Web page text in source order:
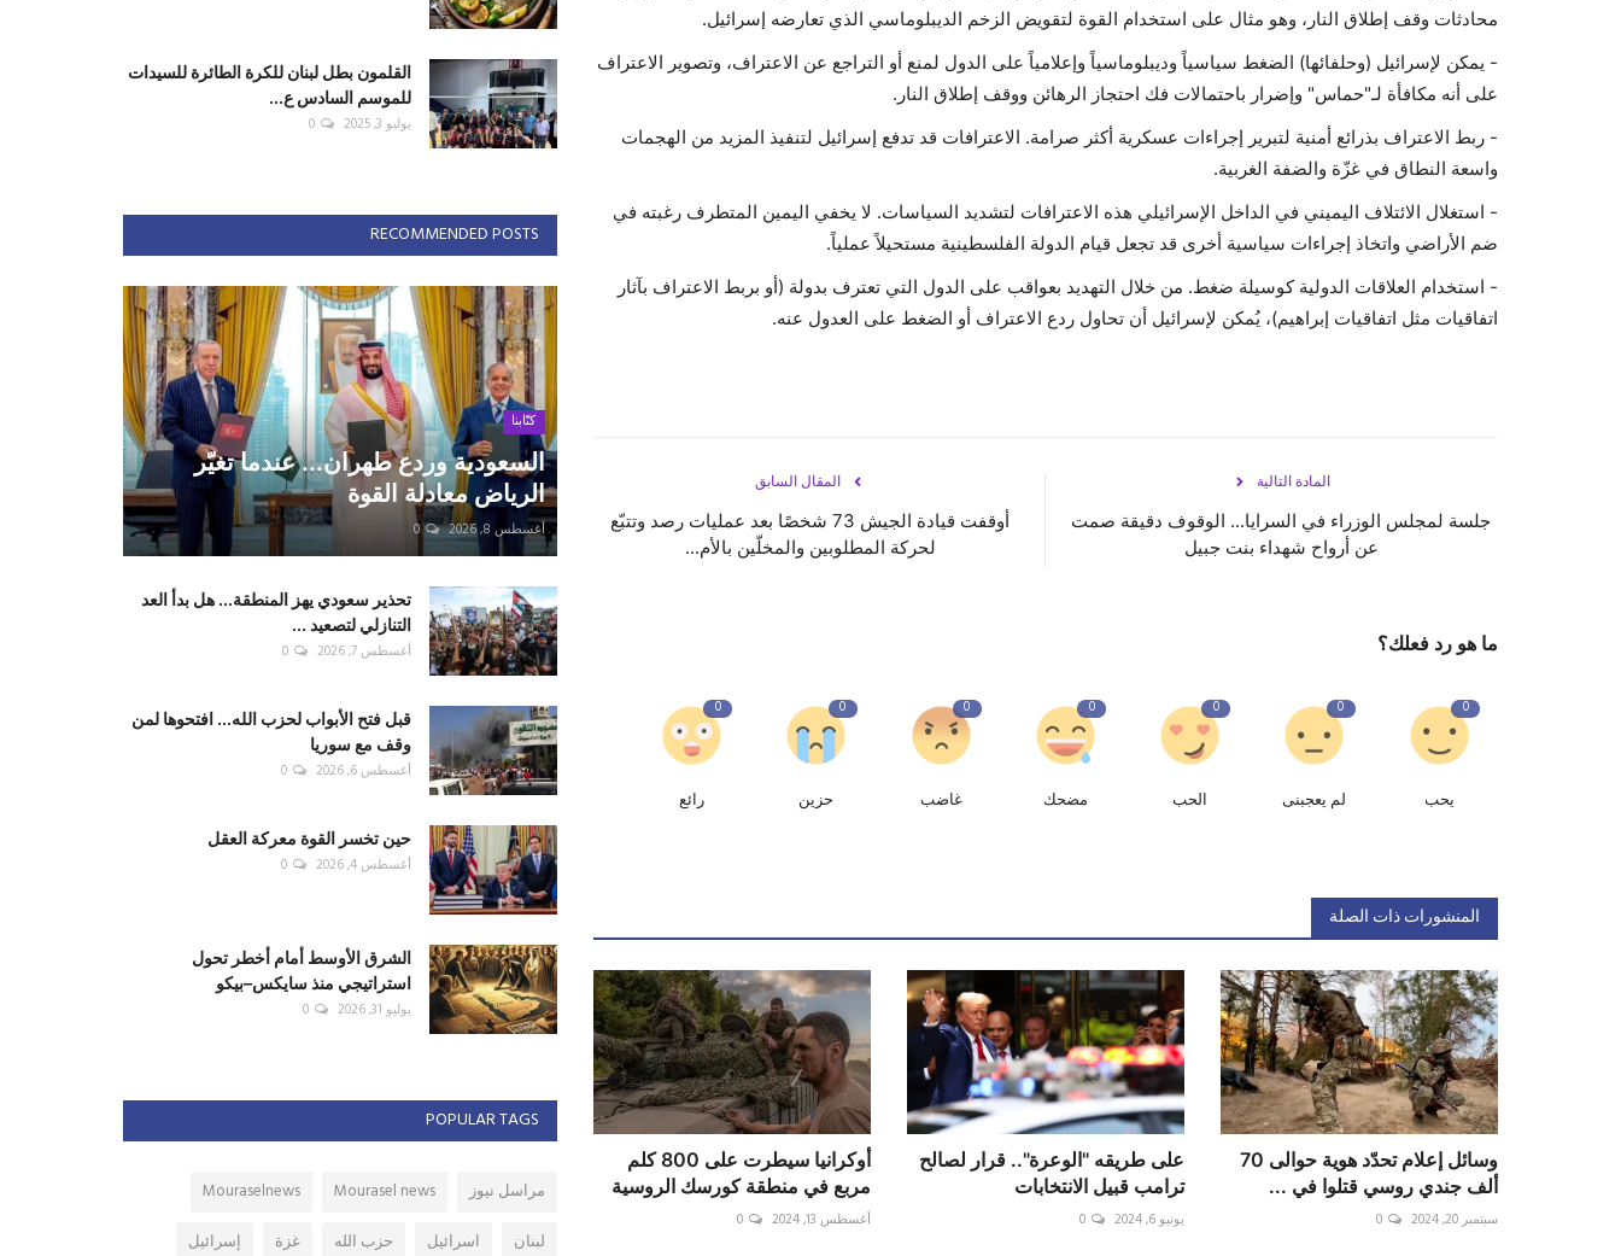
محادثات وقف إطلاق النار، وهو مثال على استخدام القوة لتقويض الزخم الديبلوماسي الذي تعارضه إسرائيل.
- يمكن لإسرائيل (وحلفائها) الضغط سياسياً وديبلوماسياً وإعلامياً على الدول لمنع أو التراجع عن الاعتراف، وتصوير الاعتراف
على أنه مكافأة لـ"حماس" وإضرار باحتمالات فك احتجاز الرهائن ووقف إطلاق النار.
- ربط الاعتراف بذرائع أمنية لتبرير إجراءات عسكرية أكثر صرامة. الاعترافات قد تدفع إسرائيل لتنفيذ المزيد من الهجمات
واسعة النطاق في غزّة والضفة الغربية.
- استغلال الائتلاف اليميني في الداخل الإسرائيلي هذه الاعترافات لتشديد السياسات. لا يخفي اليمين المتطرف رغبته في
ضم الأراضي واتخاذ إجراءات سياسية أخرى قد تجعل قيام الدولة الفلسطينية مستحيلاً عملياً.
- استخدام العلاقات الدولية كوسيلة ضغط. من خلال التهديد بعواقب على الدول التي تعترف بدولة (أو بربط الاعتراف بآثار
اتفاقيات مثل اتفاقيات إبراهيم)، يُمكن لإسرائيل أن تحاول ردع الاعتراف أو الضغط على العدول عنه.
المقال السابق
أوقفت قيادة الجيش 73 شخصًا بعد عمليات رصد وتتبّع
لحركة المطلوبين والمخلّين بالأم...
المادة التالية
جلسة لمجلس الوزراء في السرايا... الوقوف دقيقة صمت
عن أرواح شهداء بنت جبيل
ما هو رد فعلك؟
0
يحب
0
لم يعجبنى
0
الحب
0
مضحك
0
غاضب
0
حزين
0
رائع
المنشورات ذات الصلة
وسائل إعلام تحدّد هوية حوالى 70
ألف جندي روسي قتلوا في ...
سبتمبر 20, 2024 0
على طريقه "الوعرة".. قرار لصالح
ترامب قبيل الانتخابات
يونيو 6, 2024 0
أوكرانيا سيطرت على 800 كلم
مربع في منطقة كورسك الروسية
أغسطس 13, 2024 0
القلمون بطل لبنان للكرة الطائرة للسيدات
للموسم السادس ع...
يوليو 3, 2025 0
RECOMMENDED POSTS
كتّابنا
السعودية وردع طهران... عندما تغيّر
الرياض معادلة القوة
أغسطس 8, 2026 0
تحذير سعودي يهز المنطقة... هل بدأ العد
التنازلي لتصعيد ...
أغسطس 7, 2026 0
قبل فتح الأبواب لحزب الله... افتحوها لمن
وقف مع سوريا
أغسطس 6, 2026 0
حين تخسر القوة معركة العقل
أغسطس 4, 2026 0
الشرق الأوسط أمام أخطر تحول
استراتيجي منذ سايكس–بيكو
يوليو 31, 2026 0
POPULAR TAGS
مراسل نيوز Mourasel news
Mouraselnews
لبنان
اسرائيل حزب الله غزة
إسرائيل